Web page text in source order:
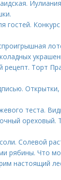
гостей.
рецепт. Торт
теста.
ореховый.
Солевой
рябины. Что
настоящий